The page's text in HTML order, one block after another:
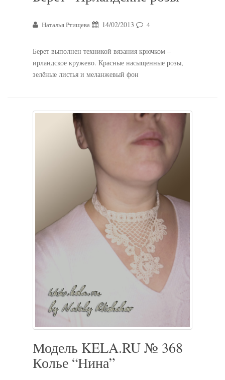
Наталья Ртищева 14/02/2013 4
Берет выполнен техникой вязания крючком –
ирландское кружево. Красные насыщенные розы,
зелёные листья и меланжевый фон
Модель KELA.RU № 368
Колье “Нина”